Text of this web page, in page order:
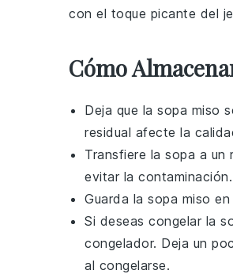
con el toque picante del
Cómo
Deja que la sopa miso
residual afecte la
Transfiere la sopa a un
evitar la contaminación.
Guarda la sopa miso
Si deseas congelar la
congelador. Deja un
al congelarse.